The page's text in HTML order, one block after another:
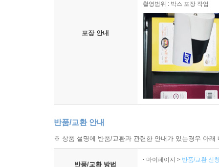
포장 안내
촬영범위 : 박스 포장 작업
반품/교환 안내
※ 상품 설명에 반품/교환과 관련한 안내가 있는경우 아
반품/교환 방법
마이페이지 > 반품/교환 신